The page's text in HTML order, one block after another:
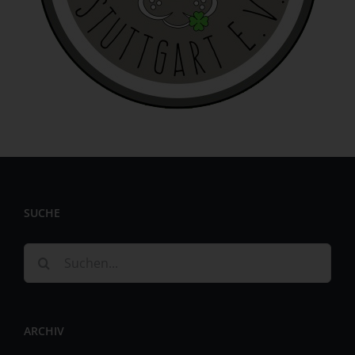
SUCHE
nach:
ARCHIV
identifizierbar wird eine natürliche Person angesehen, die
direkt oder indirekt, insbesondere mittels Zuordnung zu
einer Kennung wie einem Namen, zu einer Kennnummer,
zu Standortdaten, zu einer Online-Kennung oder zu
einem oder mehreren besonderen Merkmalen, die
Ausdruck der physischen, physiologischen, genetischen,
psychischen, wirtschaftlichen, kulturellen oder sozialen
identifizierbare natürliche Person, deren
Vorgangsreihe im Zusammenhang mit